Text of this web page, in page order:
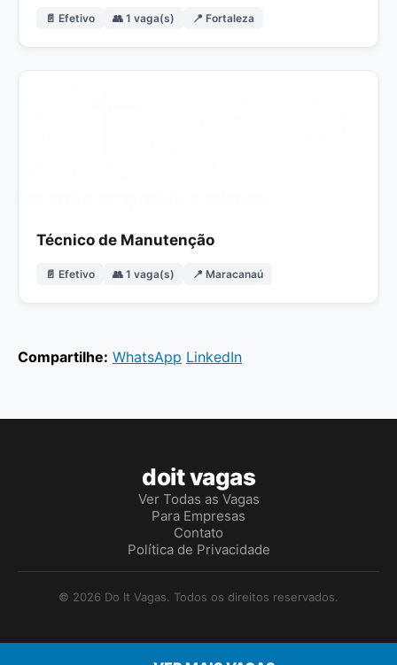
📄 Efetivo 👥 1 vaga(s) 📍 Fortaleza
Técnico de Manutenção
📄 Efetivo 👥 1 vaga(s) 📍 Maracanaú
Compartilhe: WhatsApp LinkedIn
doit vagas
Ver Todas as Vagas
Para Empresas
Contato
Política de Privacidade
© 2026 Do It Vagas. Todos os direitos reservados.